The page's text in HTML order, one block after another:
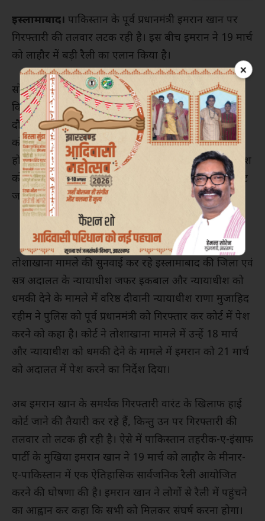
×
इस्लामाबाद। पाकिस्तान के पूर्व प्रधानमंत्री इमरान खान पर
गिरफ्तारी की तलवार लटक रही है। इस बीच इमरान ने 19 मार्च
को लाहौर में बड़ी रैली का एलान किया है।
सोमवार को दो मामलों में गैर जमानती गिरफ्तारी वारंट जारी
किए जाने के बाद पुलिस इमरान को गिरफ्तार करने गई। इस
दौरान इमरान ने समर्थकों के साथ बड़ी रैली निकालकर पुलिस
को चुनौती दी। तोशाखाना मामले में कोर्ट के सामने पेश नहीं
होने और पिछले साल एक जनसभा के दौरान महिला न्यायाधीश
को कथित तौर पर धमकी देने के मामले में यह गिरफ्तारी वारंट
जारी किया गया है।
तोशाखाना मामले की सुनवाई कर रहे इस्लामाबाद की जिला एवं
सत्र अदालत के न्यायाधीश जफर इकबाल और न्यायाधीश को
धमकी देने के मामले में वरिष्ठ दीवानी न्यायाधीश राणा मुजाहिद
रहीम ने पुलिस को पूर्व प्रधानमंत्री को गिरफ्तार कर कोर्ट में पेश
करने को कहा है। कोर्ट ने तोशाखाना मामले में उन्हें 18 मार्च
और न्यायाधीश को धमकी देने के मामले में इमरान को 21 मार्च
को अदालत में पेश करने का निर्देश दिया।
अब इमरान खान के समर्थक गिरफ्तारी वारंट के खिलाफ हाई
कोर्ट जाने की तैयारी कर रहे हैं, किन्तु उन पर गिरफ्तारी की
तलवार तो लटक ही रही है। ऐसे में पाकिस्तान तहरीक-ए-इंसाफ
पार्टी के मुखिया इमरान खान ने 19 मार्च को लाहौर के मीनार-
ए-पाकिस्तान में एक ऐतिहासिक सार्वजनिक रैली आयोजित
करने की घोषणा की है। इमरान खान ने लोगों से रैली में पहुंचने
का आह्वान कर कहा कि सभी को मिलकर संघर्ष करना होगा।